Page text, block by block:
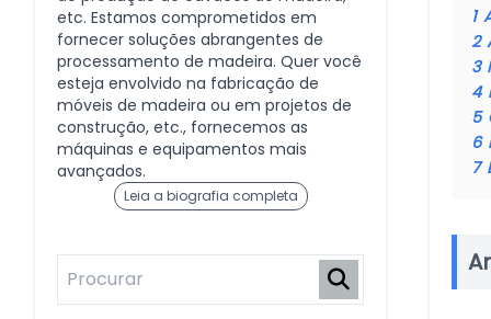
etc. Estamos comprometidos em
fornecer soluções abrangentes de
processamento de madeira. Quer você
esteja envolvido na fabricação de
móveis de madeira ou em projetos de
construção, etc., fornecemos as
máquinas e equipamentos mais
avançados.
Leia a biografia completa
1
2
3
4
5
6
7